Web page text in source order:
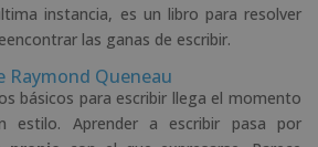
instancia, es un libro para resolver
las ganas de escribir.
Raymond Queneau
básicos para escribir llega el momento
estilo. Aprender a escribir pasa por